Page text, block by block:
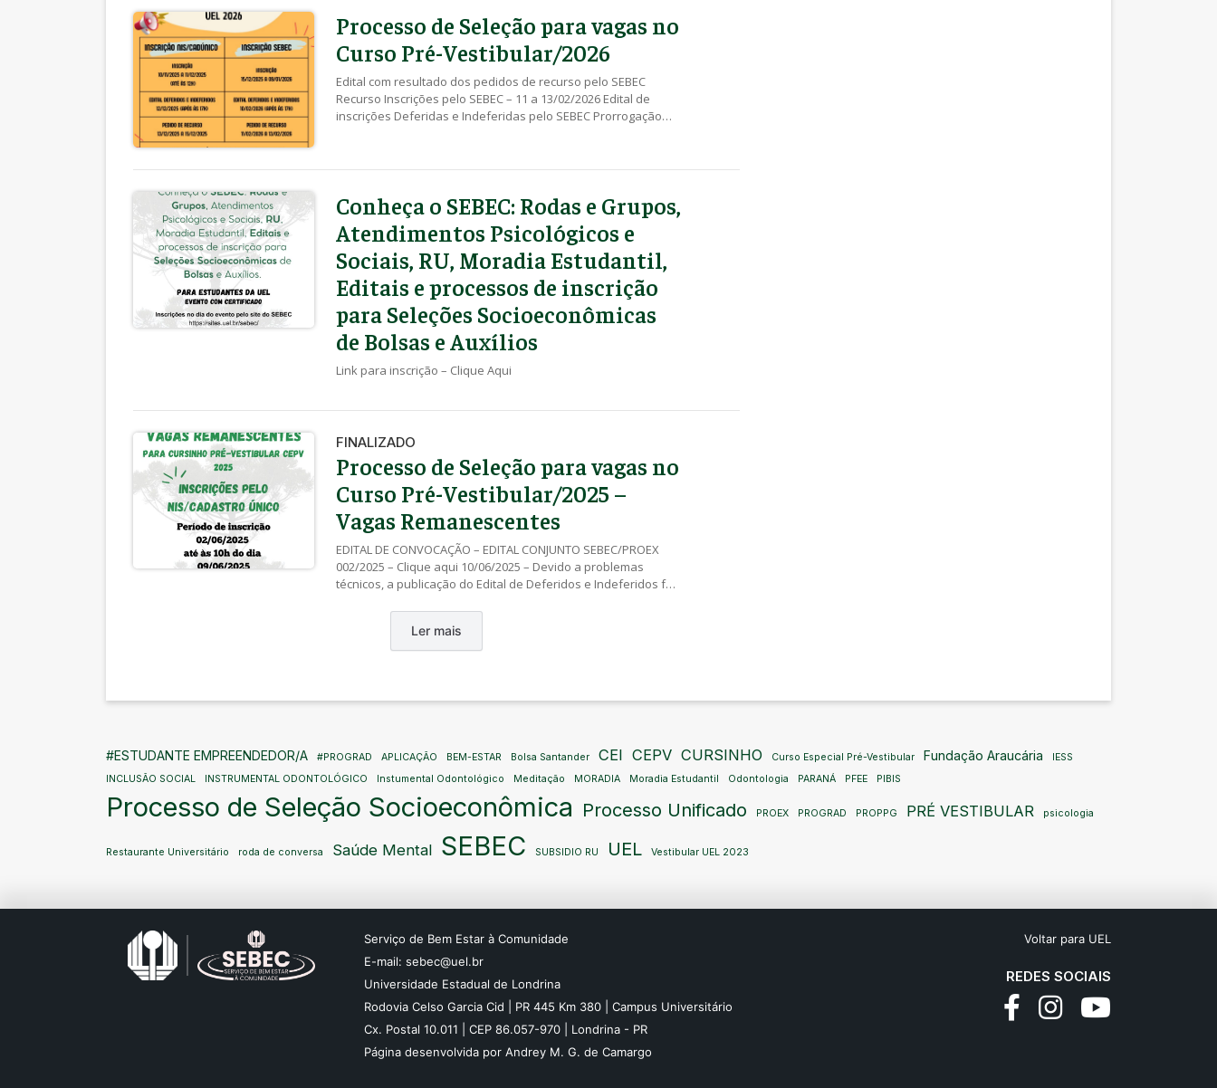
– Declaração Anexo III – Declaração Individual de
Autossuficiência Anexo IV – Declaração de Situação Social
Processo de Seleção para vagas no
Curso Pré-Vestibular/2026
Edital com resultado dos pedidos de recurso pelo SEBEC
Recurso Inscrições pelo SEBEC – 11 a 13/02/2026 Edital de
inscrições Deferidas e Indeferidas pelo SEBEC Prorrogação
Clique aqui Recurso Inscrições pelo NIS – 13 a 15/12/2025 Edital
NIS – 10/11/2025 a 11/12/2025 EDITAL CONJUNTO SEBEC/PROEX
Nº 003/2025 – Clique aqui Anexo I – Lista de Documentos Anexo
II – Declaração Anexo III – Declaração de Situação Social
Conheça o SEBEC: Rodas e Grupos,
Atendimentos Psicológicos e
Sociais, RU, Moradia Estudantil,
Editais e processos de inscrição
para Seleções Socioeconômicas
de Bolsas e Auxílios
Link para inscrição – Clique Aqui
FINALIZADO
Processo de Seleção para vagas no
Curso Pré-Vestibular/2025 –
Vagas Remanescentes
EDITAL DE CONVOCAÇÃO – EDITAL CONJUNTO SEBEC/PROEX
002/2025 – Clique aqui 10/06/2025 – Devido a problemas
técnicos, a publicação do Edital de Deferidos e Indeferidos foi
SEBEC/PROEX Nº 001/2025 – clique aqui
Ler mais
#ESTUDANTE EMPREENDEDOR/A #PROGRAD APLICAÇÃO BEM-ESTAR Bolsa Santander CEI CEPV CURSINHO Curso Especial Pré-Vestibular Fundação Araucária
IESS
INCLUSÃO SOCIAL
INSTRUMENTAL ODONTOLÓGICO Instumental Odontológico Meditação MORADIA Moradia Estudantil Odontologia PARANÁ PFEE PIBIS
Processo de Seleção Socioeconômica Processo Unificado PROEX PROGRAD PROPPG PRÉ VESTIBULAR psicologia
Restaurante Universitário roda de conversa Saúde Mental SEBEC SUBSIDIO RU UEL Vestibular UEL 2023
Serviço de Bem Estar à Comunidade
E-mail: sebec@uel.br
Universidade Estadual de Londrina
Rodovia Celso Garcia Cid | PR 445 Km 380 | Campus Universitário
Cx. Postal 10.011 | CEP 86.057-970 | Londrina - PR
Página desenvolvida por Andrey M. G. de Camargo
Voltar para UEL
REDES SOCIAIS